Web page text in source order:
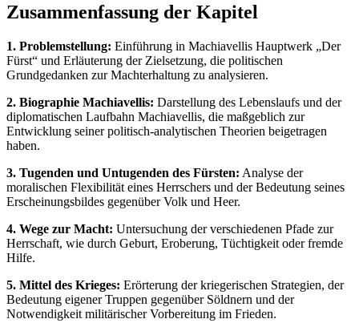
Zusammenfassung der Kapitel
1. Problemstellung: Einführung in Machiavellis Hauptwerk „Der
Fürst“ und Erläuterung der Zielsetzung, die politischen
Grundgedanken zur Machterhaltung zu analysieren.
2. Biographie Machiavellis: Darstellung des Lebenslaufs und der
diplomatischen Laufbahn Machiavellis, die maßgeblich zur
Entwicklung seiner politisch-analytischen Theorien beigetragen
haben.
3. Tugenden und Untugenden des Fürsten: Analyse der
moralischen Flexibilität eines Herrschers und der Bedeutung seines
Erscheinungsbildes gegenüber Volk und Heer.
4. Wege zur Macht: Untersuchung der verschiedenen Pfade zur
Herrschaft, wie durch Geburt, Eroberung, Tüchtigkeit oder fremde
Hilfe.
5. Mittel des Krieges: Erörterung der kriegerischen Strategien, der
Bedeutung eigener Truppen gegenüber Söldnern und der
Notwendigkeit militärischer Vorbereitung im Frieden.